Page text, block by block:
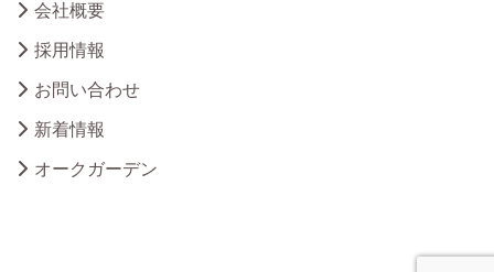
会社概要
採用情報
お問い合わせ
新着情報
オークガーデン